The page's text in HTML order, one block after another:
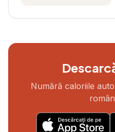
Numără caloriile